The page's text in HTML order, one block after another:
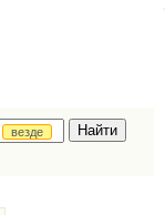
везде